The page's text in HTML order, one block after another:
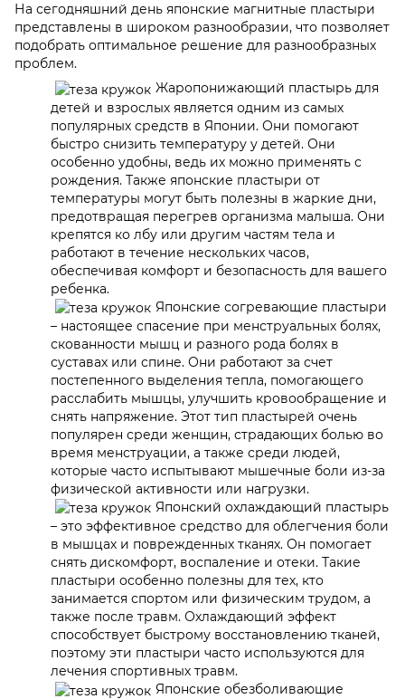
На сегодняшний день японские магнитные пластыри
представлены в широком разнообразии, что позволяет
подобрать оптимальное решение для разнообразных
проблем.
Жаропонижающий пластырь для
детей и взрослых является одним из самых
популярных средств в Японии. Они помогают
быстро снизить температуру у детей. Они
особенно удобны, ведь их можно применять с
рождения. Также японские пластыри от
температуры могут быть полезны в жаркие дни,
предотвращая перегрев организма малыша. Они
крепятся ко лбу или другим частям тела и
работают в течение нескольких часов,
обеспечивая комфорт и безопасность для вашего
ребенка.
Японские согревающие пластыри
– настоящее спасение при менструальных болях,
скованности мышц и разного рода болях в
суставах или спине. Они работают за счет
постепенного выделения тепла, помогающего
расслабить мышцы, улучшить кровообращение и
снять напряжение. Этот тип пластырей очень
популярен среди женщин, страдающих болью во
время менструации, а также среди людей,
которые часто испытывают мышечные боли из-за
физической активности или нагрузки.
Японский охлаждающий пластырь
– это эффективное средство для облегчения боли
в мышцах и поврежденных тканях. Он помогает
снять дискомфорт, воспаление и отеки. Такие
пластыри особенно полезны для тех, кто
занимается спортом или физическим трудом, а
также после травм. Охлаждающий эффект
способствует быстрому восстановлению тканей,
поэтому эти пластыри часто используются для
лечения спортивных травм.
Японские обезболивающие